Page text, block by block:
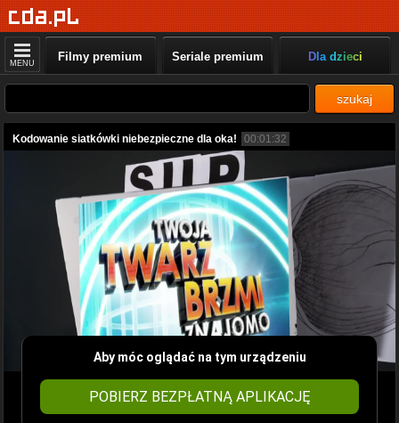
MENU Filmy premium Seriale premium Dla dzieci
szukaj
Kodowanie siatkówki niebezpieczne dla oka! 00:01:32
Aby móc oglądać na tym urządzeniu
POBIERZ BEZPŁATNĄ APLIKACJĘ